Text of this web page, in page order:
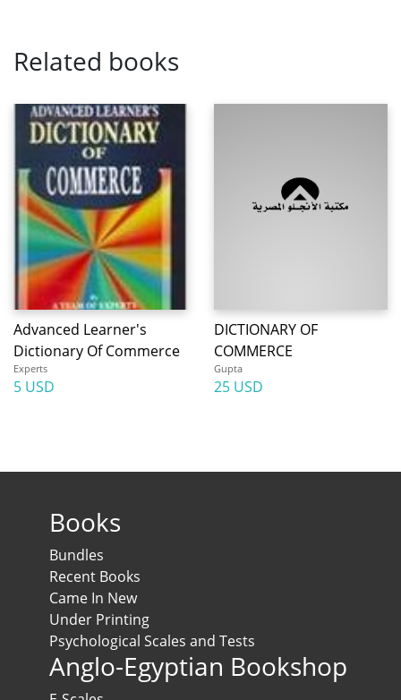
Related books
Advanced Learner's
Dictionary Of Commerce
Experts
5 USD
DICTIONARY OF
COMMERCE
Gupta
25 USD
Books
Bundles
Recent Books
Came In New
Under Printing
Psychological Scales and Tests
Anglo-Egyptian Bookshop